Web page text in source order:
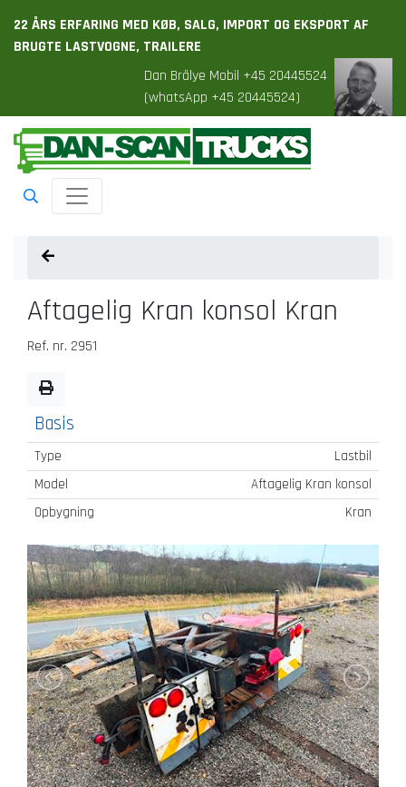
22 ÅRS ERFARING MED KØB, SALG, IMPORT OG EKSPORT AF
BRUGTE LASTVOGNE, TRAILERE
Dan Brälye Mobil +45 20445524
(whatsApp +45 20445524)
Toggle navigation
Aftagelig Kran konsol Kran
Ref. nr. 2951
Basis
Type
Lastbil
Model
Aftagelig Kran konsol
Opbygning
Kran